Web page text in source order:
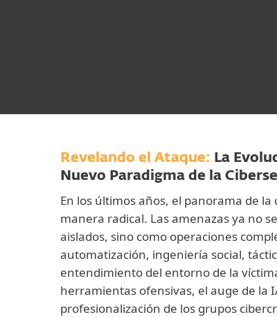
Revelando el Ataque: La
Nuevo Paradigma de la
En los últimos años, el panorama de
manera radical. Las amenazas ya no
aislados, sino como operaciones
automatización, ingeniería social,
entendimiento del entorno de la
herramientas ofensivas, el auge de la
profesionalización de los grupos